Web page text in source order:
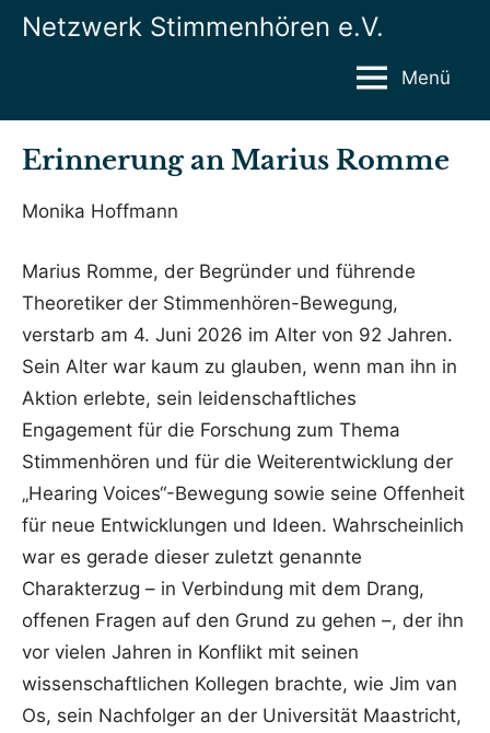
ZumNetzwerk Stimmenhören e.V.
Menü
Erinnerung an Marius Romme
Monika Hoffmann
Marius Romme, der Begründer und führende
Theoretiker der Stimmenhören-Bewegung,
verstarb am 4. Juni 2026 im Alter von 92 Jahren.
Sein Alter war kaum zu glauben, wenn man ihn in
Aktion erlebte, sein leidenschaftliches
Engagement für die Forschung zum Thema
Stimmenhören und für die Weiterentwicklung der
„Hearing Voices“-Bewegung sowie seine Offenheit
für neue Entwicklungen und Ideen. Wahrscheinlich
war es gerade dieser zuletzt genannte
Charakterzug – in Verbindung mit dem Drang,
offenen Fragen auf den Grund zu gehen –, der ihn
vor vielen Jahren in Konflikt mit seinen
wissenschaftlichen Kollegen brachte, wie Jim van
Os, sein Nachfolger an der Universität Maastricht,